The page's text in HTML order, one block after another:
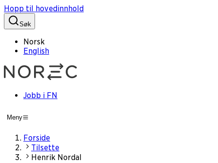
Hopp til hovedinnhold
Søk
Norsk
English
Jobb i FN
Meny
Forside
Tilsette
Henrik Nordal